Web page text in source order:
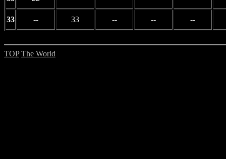
33 -- 33 -- -- --
TOP The World